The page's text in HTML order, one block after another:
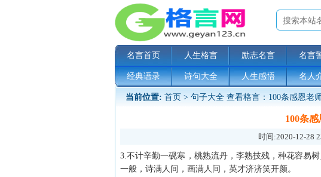
名言首页 人生格言 励志名言 名言
经典语录 诗句大全 人生感悟 名人
当前位置: 首页 > 句子大全 查看格言：100条感恩老
100条
时间:2020-12-28
3.不计辛勤一砚寒，桃熟流丹，李熟技残，种花容易
一般，诗满人间，画满人间，英才济济笑开颜。